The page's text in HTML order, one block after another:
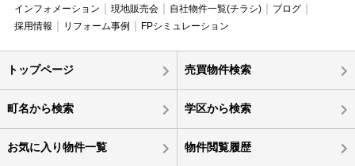
インフォメーション
現地販売会 自社物件一覧(チラシ)
ブログ
採用情報
リフォーム事例 FPシミュレーション
トップページ 売買物件検索
町名から検索 学区から検索
お気に入り物件一覧 物件閲覧履歴